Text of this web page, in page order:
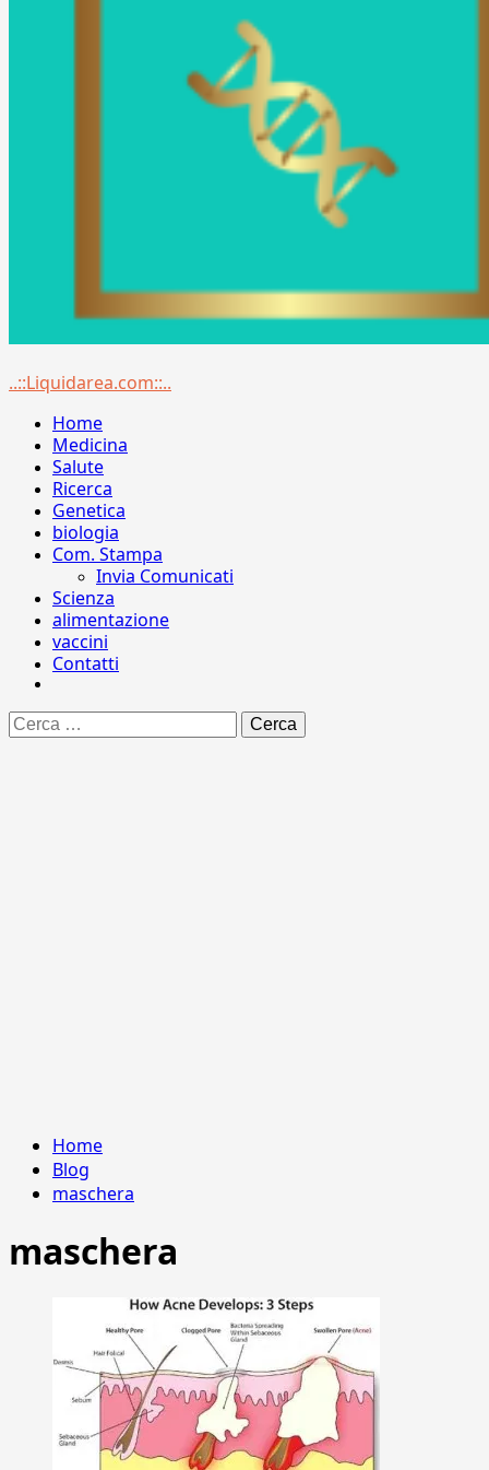
Menu
..::Liquidarea.com::..
Home
Medicina
Salute
Ricerca
Genetica
biologia
Com. Stampa
Invia Comunicati
Scienza
alimentazione
vaccini
Contatti
Ricerca
per:
Home
Blog
maschera
maschera